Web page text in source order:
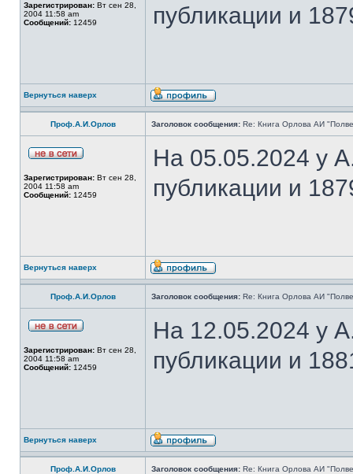
Зарегистрирован: Вт сен 28,
2004 11:58 am
Сообщений: 12459
публикации и
Вернуться наверх
Проф.А.И.Орлов Заголовок сообщения: Re: Книга Орлова АИ
Зарегистрирован: Вт сен 28,
2004 11:58 am
Сообщений: 12459
На 05.05.2024 у
публикации и
Вернуться наверх
Проф.А.И.Орлов Заголовок сообщения: Re: Книга Орлова АИ
Зарегистрирован: Вт сен 28,
2004 11:58 am
Сообщений: 12459
На 12.05.2024 у
публикации и
Вернуться наверх
Проф.А.И.Орлов Заголовок сообщения: Re: Книга Орлова АИ